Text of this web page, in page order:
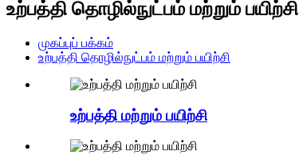
உற்பத்தி தொழில்நுட்பம் மற்றும் பயிற்சி
முகப்புப் பக்கம்
உற்பத்தி தொழில்நுட்பம் மற்றும் பயிற்சி
உற்பத்தி மற்றும் பயிற்சி